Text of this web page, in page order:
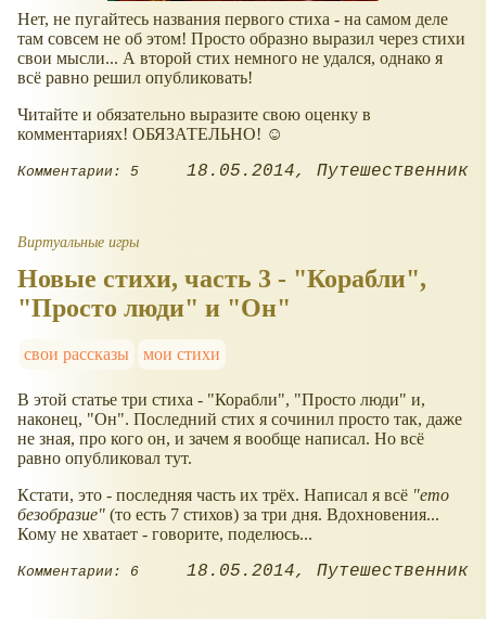
Нет, не пугайтесь названия первого стиха - на самом деле
там совсем не об этом! Просто образно выразил через стихи
свои мысли... А второй стих немного не удался, однако я
всё равно решил опубликовать!
Читайте и обязательно выразите свою оценку в
комментариях! ОБЯЗАТЕЛЬНО! ☺
Комментарии: 5 18.05.2014 Путешественник
Виртуальные игры
Новые стихи, часть 3 - "Корабли",
"Просто люди" и "Он"
свои рассказы мои стихи
В этой статье три стиха - "Корабли", "Просто люди" и,
наконец, "Он". Последний стих я сочинил просто так, даже
не зная, про кого он, и зачем я вообще написал. Но всё
равно опубликовал тут.
Кстати, это - последняя часть их трёх. Написал я всё "ето
безобразие" (то есть 7 стихов) за три дня. Вдохновения...
Кому не хватает - говорите, поделюсь...
Комментарии: 6 18.05.2014 Путешественник